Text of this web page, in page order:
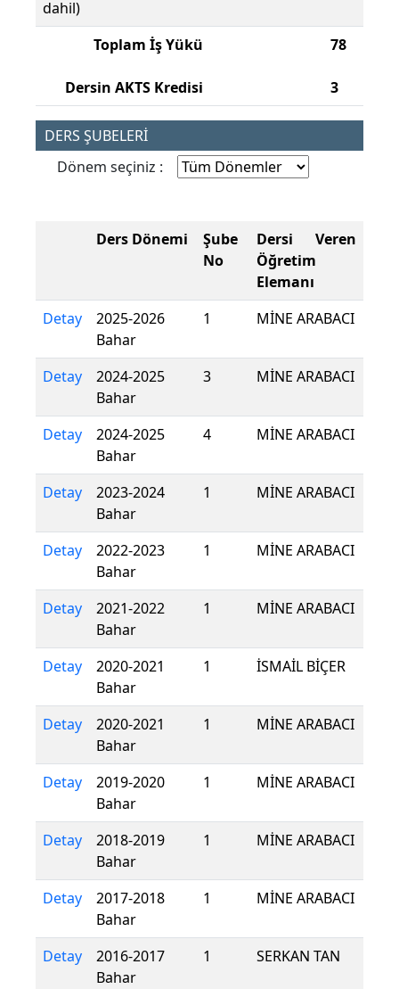
dahil)
Toplam İş Yükü
Dersin AKTS Kredisi
78
3
DERS ŞUBELERİ
Dönem seçiniz :
Ders Dönemi
Şube
No
Dersi Veren
Öğretim
Elemanı
Detay
2025-2026
Bahar
1 MİNE ARABACI
Detay
2024-2025
Bahar
3 MİNE ARABACI
Detay
2024-2025
Bahar
4 MİNE ARABACI
Detay
2023-2024
Bahar
1 MİNE ARABACI
Detay
2022-2023
Bahar
1 MİNE ARABACI
Detay
2021-2022
Bahar
1 MİNE ARABACI
Detay
2020-2021
Bahar
1 İSMAİL BİÇER
Detay
2020-2021
Bahar
1 MİNE ARABACI
Detay
2019-2020
Bahar
1 MİNE ARABACI
Detay
2018-2019
Bahar
1 MİNE ARABACI
Detay
2017-2018
Bahar
1 MİNE ARABACI
Detay
2016-2017
Bahar
1 SERKAN TAN